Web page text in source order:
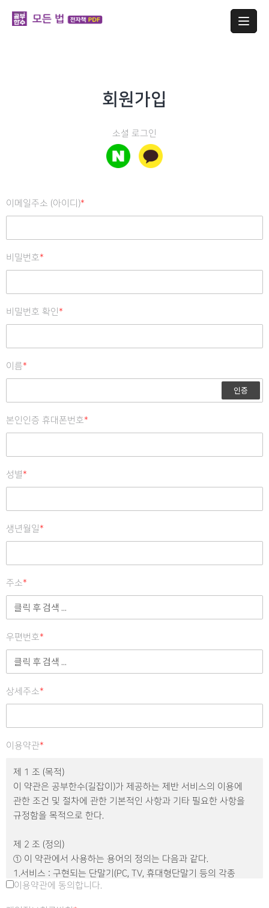
회원가입
소셜 로그인
이메일주소 (아이디)*
비밀번호*
비밀번호 확인*
이름*
인증
본인인증 휴대폰번호*
성별*
생년월일*
주소*
우편번호*
상세주소*
이용약관*
제 1 조 (목적)
이 약관은 공부한수(길잡이)가 제공하는 제반 서비스의 이용에
관한 조건 및 절차에 관한 기본적인 사항과 기타 필요한 사항을
규정함을 목적으로 한다.
제 2 조 (정의)
① 이 약관에서 사용하는 용어의 정의는 다음과 같다.
1.서비스 : 구현되는 단말기(PC, TV, 휴대형단말기 등의 각종
유무선 장치를 포함)와 상관없이 회원이 이용할 수 있는 공부한수
이용약관에 동의합니다.